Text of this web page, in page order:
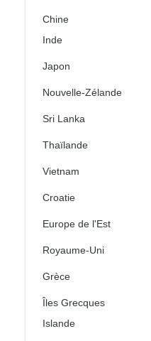
Chine
Inde
Japon
Nouvelle-Zélande
Sri Lanka
Thaïlande
Vietnam
Croatie
Europe de l'Est
Royaume-Uni
Grèce
Îles Grecques
Islande